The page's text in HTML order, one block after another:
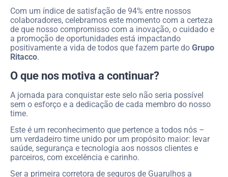
Com um índice de satisfação de 94% entre nossos
colaboradores, celebramos este momento com a certeza
de que nosso compromisso com a inovação, o cuidado e
a promoção de oportunidades está impactando
positivamente a vida de todos que fazem parte do Grupo
Ritacco.
O que nos motiva a continuar?
A jornada para conquistar este selo não seria possível
sem o esforço e a dedicação de cada membro do nosso
time.
Este é um reconhecimento que pertence a todos nós –
um verdadeiro time unido por um propósito maior: levar
saúde, segurança e tecnologia aos nossos clientes e
parceiros, com excelência e carinho.
Ser a primeira corretora de seguros de Guarulhos a